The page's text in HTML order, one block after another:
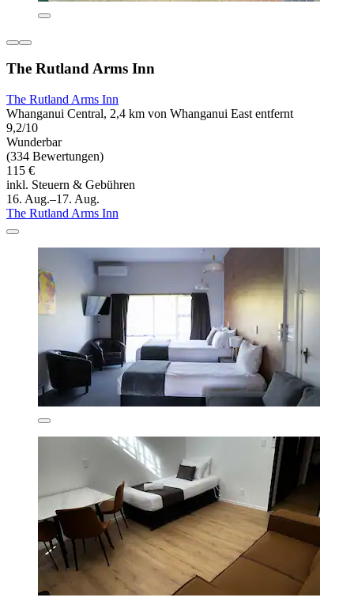
The Rutland Arms Inn
The Rutland Arms Inn
Whanganui Central, 2,4 km von Whanganui East entfernt
9,2/10
Wunderbar
(334 Bewertungen)
115 €
inkl. Steuern & Gebühren
16. Aug.–17. Aug.
The Rutland Arms Inn